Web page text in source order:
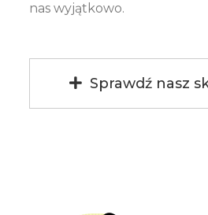
nas wyjątkowo.
Sprawdź nasz